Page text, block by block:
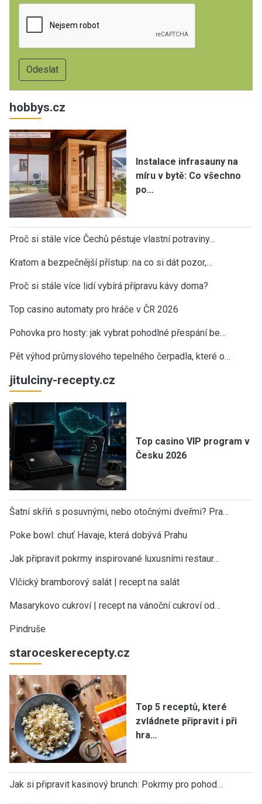
hobbys.cz
Instalace infrasauny na
míru v bytě: Co všechno
po…
Proč si stále více Čechů pěstuje vlastní potraviny…
Kratom a bezpečnější přístup: na co si dát pozor,…
Proč si stále více lidí vybírá přípravu kávy doma?
Top casino automaty pro hráče v ČR 2026
Pohovka pro hosty: jak vybrat pohodlné přespání be…
Pět výhod průmyslového tepelného čerpadla, které o…
jitulciny-recepty.cz
Top casino VIP program v
Česku 2026
Šatní skříň s posuvnými, nebo otočnými dveřmi? Pra…
Poke bowl: chuť Havaje, která dobývá Prahu
Jak připravit pokrmy inspirované luxusními restaur…
Vlčický bramborový salát | recept na salát
Masarykovo cukroví | recept na vánoční cukroví od…
Pindruše
staroceskerecepty.cz
Top 5 receptů, které
zvládnete připravit i při
hra…
Jak si připravit kasinový brunch: Pokrmy pro pohod…